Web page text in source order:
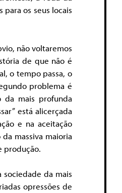
os seus locais
não voltaremos
de que não é
o tempo passa, o
problema é
da mais profunda
está alicerçada
e na aceitação
massiva maioria
produção.
sociedade da mais
opressões de